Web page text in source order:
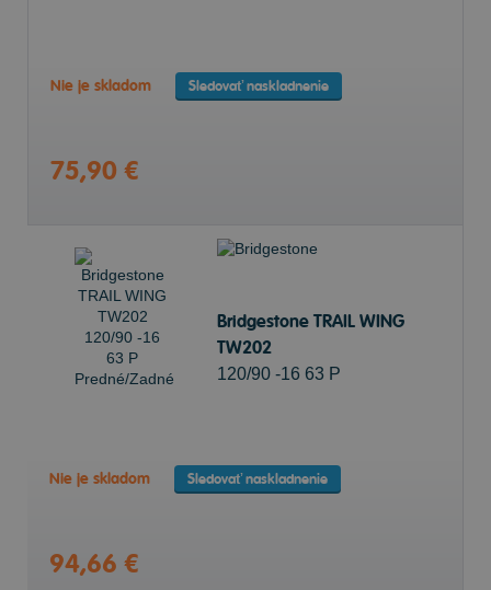
Nie je skladom Sledovať naskladnenie
75,90 €
Bridgestone TRAIL WING
TW202
120/90 -16 63 P
Nie je skladom Sledovať naskladnenie
94,66 €